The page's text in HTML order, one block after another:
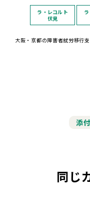
ラ・レコルト
伏見
大阪・京都の障害者就労移行
添
同じ